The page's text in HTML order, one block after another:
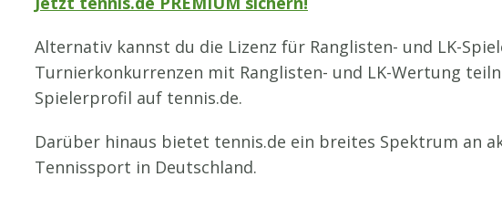
Alternativ kannst du die Lizenz für Ranglisten- und LK-
Turnierkonkurrenzen mit Ranglisten- und LK-Wertung
Spielerprofil auf tennis.de.
Darüber hinaus bietet tennis.de ein breites Spektrum an
Tennissport in Deutschland.